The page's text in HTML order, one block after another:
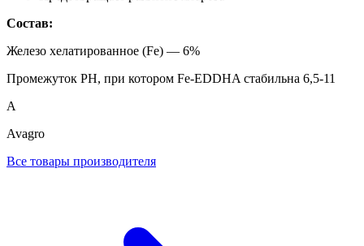
Состав:
Железо хелатированное (Fe) — 6%
Промежуток РН, при котором Fe-EDDHA стабильна 6,5-11
A
Avagro
Все товары производителя